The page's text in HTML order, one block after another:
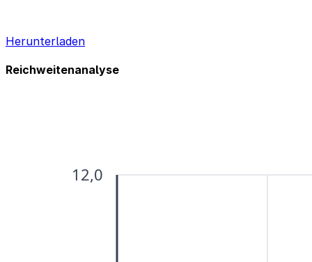
Herunterladen
Reichweitenanalyse